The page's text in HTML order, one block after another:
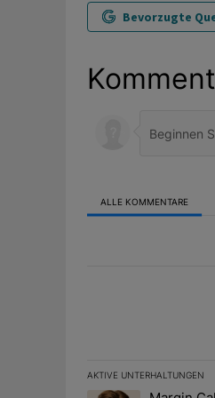
Bevorzugte
ALLE KOMMENTARE
AKTIVE UNTERHALTUNGEN
Das Folgende ist